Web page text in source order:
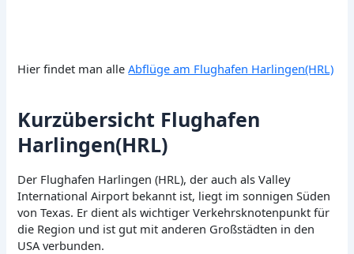
Hier findet man alleAbflüge am Flughafen Harlingen(HRL)
Kurzübersicht Flughafen
Harlingen(HRL)
Der Flughafen Harlingen (HRL), der auch als Valley
International Airport bekannt ist, liegt im sonnigen Süden
von Texas. Er dient als wichtiger Verkehrsknotenpunkt für
die Region und ist gut mit anderen Großstädten in den
USA verbunden.